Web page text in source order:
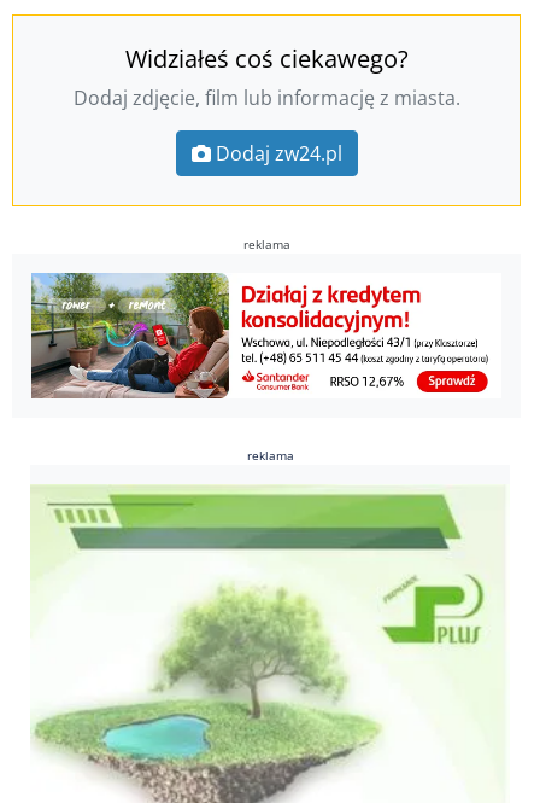
Widziałeś coś ciekawego?
Dodaj zdjęcie, film lub informację z miasta.
Dodaj zw24.pl
reklama
reklama